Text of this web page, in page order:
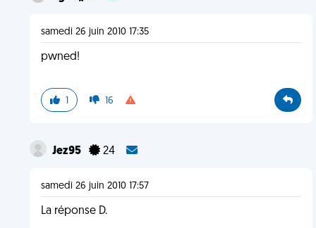
samedi 26 juin 2010 17:35
pwned!
1 16
Jez95 24
samedi 26 juin 2010 17:57
La réponse D.